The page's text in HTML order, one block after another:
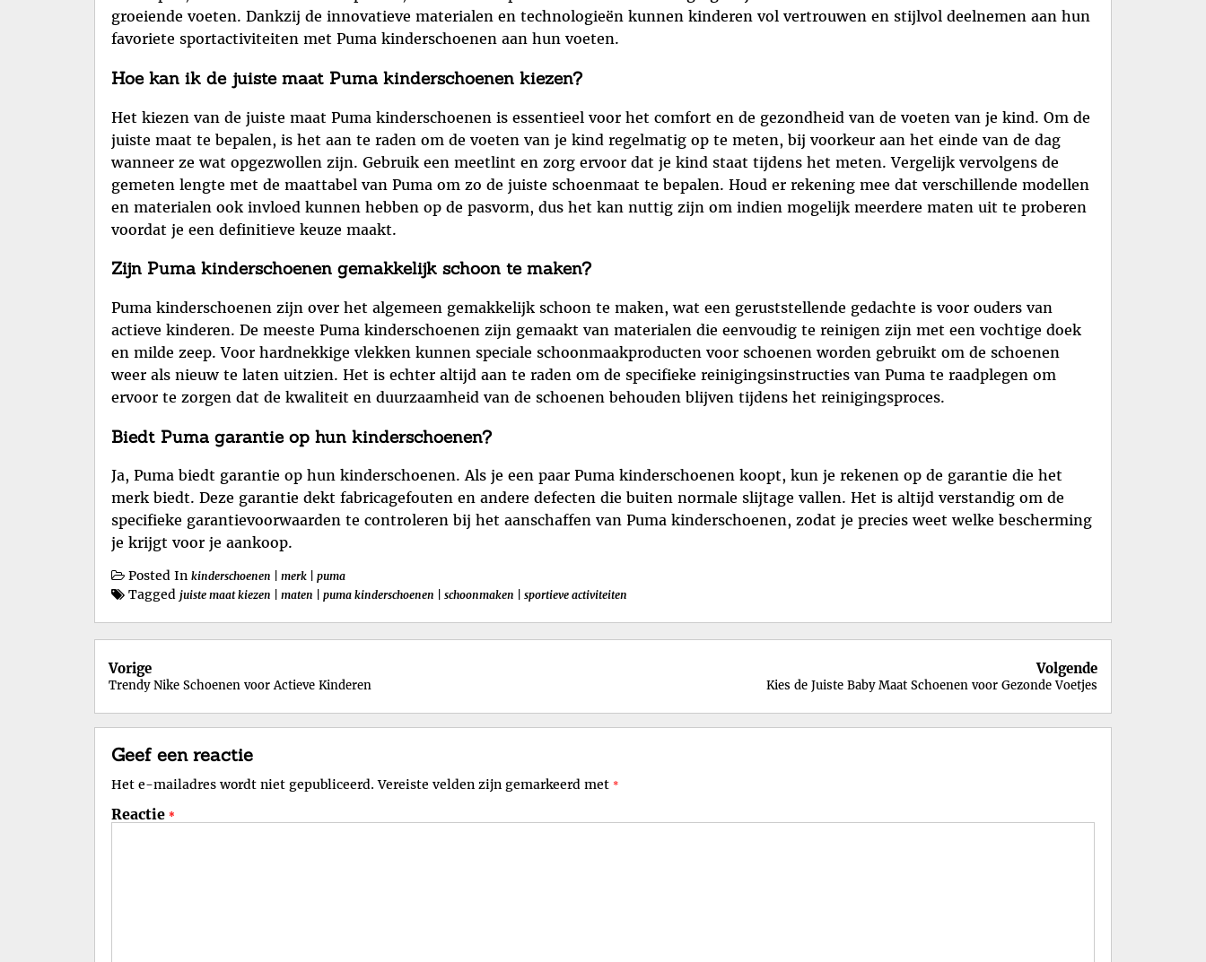
groeiende voeten. Dankzij de innovatieve materialen en technologieën kunnen kinderen vol vertrouwen en stijlvol deelnemen aan hun
favoriete sportactiviteiten met Puma kinderschoenen aan hun voeten.
Hoe kan ik de juiste maat Puma kinderschoenen kiezen?
Het kiezen van de juiste maat Puma kinderschoenen is essentieel voor het comfort en de gezondheid van de voeten van je kind. Om de
juiste maat te bepalen, is het aan te raden om de voeten van je kind regelmatig op te meten, bij voorkeur aan het einde van de dag
wanneer ze wat opgezwollen zijn. Gebruik een meetlint en zorg ervoor dat je kind staat tijdens het meten. Vergelijk vervolgens de
gemeten lengte met de maattabel van Puma om zo de juiste schoenmaat te bepalen. Houd er rekening mee dat verschillende modellen
en materialen ook invloed kunnen hebben op de pasvorm, dus het kan nuttig zijn om indien mogelijk meerdere maten uit te proberen
voordat je een definitieve keuze maakt.
Zijn Puma kinderschoenen gemakkelijk schoon te maken?
Puma kinderschoenen zijn over het algemeen gemakkelijk schoon te maken, wat een geruststellende gedachte is voor ouders van
actieve kinderen. De meeste Puma kinderschoenen zijn gemaakt van materialen die eenvoudig te reinigen zijn met een vochtige doek
en milde zeep. Voor hardnekkige vlekken kunnen speciale schoonmaakproducten voor schoenen worden gebruikt om de schoenen
weer als nieuw te laten uitzien. Het is echter altijd aan te raden om de specifieke reinigingsinstructies van Puma te raadplegen om
ervoor te zorgen dat de kwaliteit en duurzaamheid van de schoenen behouden blijven tijdens het reinigingsproces.
Biedt Puma garantie op hun kinderschoenen?
Ja, Puma biedt garantie op hun kinderschoenen. Als je een paar Puma kinderschoenen koopt, kun je rekenen op de garantie die het
merk biedt. Deze garantie dekt fabricagefouten en andere defecten die buiten normale slijtage vallen. Het is altijd verstandig om de
specifieke garantievoorwaarden te controleren bij het aanschaffen van Puma kinderschoenen, zodat je precies weet welke bescherming
je krijgt voor je aankoop.
Posted In kinderschoenen merk puma
Tagged juiste maat kiezen maten puma kinderschoenen schoonmaken sportieve activiteiten
Berichtnavigatie
Vorige
Trendy Nike Schoenen voor Actieve Kinderen
Volgende
Kies de Juiste Baby Maat Schoenen voor Gezonde Voetjes
Geef een reactie
Het e-mailadres wordt niet gepubliceerd. Vereiste velden zijn gemarkeerd met *
Reactie *